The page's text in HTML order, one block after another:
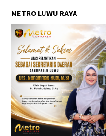
METRO LUWU RAYA